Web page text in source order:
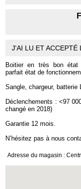
J'AI LU ET ACCEPTÉ
Boitier en très bon état
parfait état de
Sangle, chargeur, batterie
Déclenchements : <97
changé en 2018)
Garantie 12 mois.
N’hésitez pas à nous
Adresse du magasin :